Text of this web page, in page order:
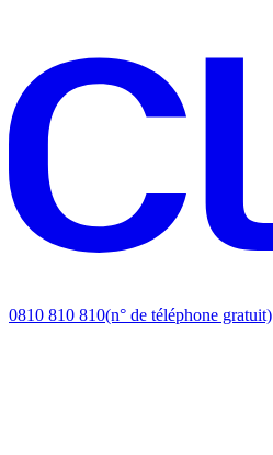
0810 810 810(n° de téléphone gratuit)